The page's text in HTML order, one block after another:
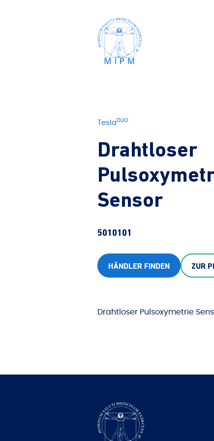
TeslaDUO
Drahtloser
Sensor
5010101
HÄNDLER FINDEN ZUR
Drahtloser Pulsoxymetrie